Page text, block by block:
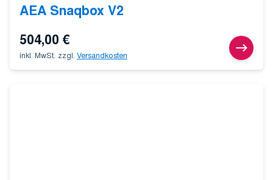
AEA Snaqbox V2
504,00 €
inkl. MwSt. zzgl. Versandkosten